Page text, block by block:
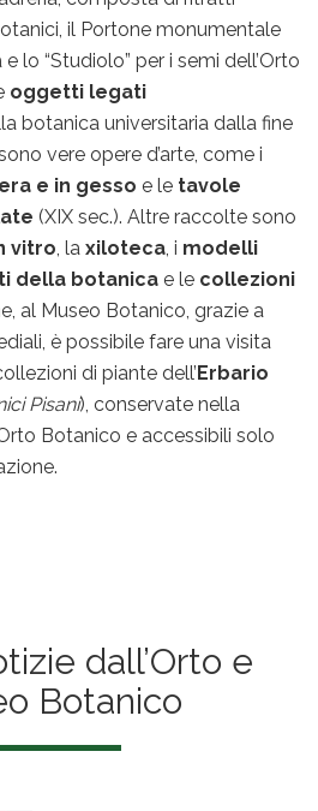
il Portone monumentale
lo “Studiolo” per i semi dell’Orto
oggetti legati
botanica universitaria dalla fine
vere opere d’arte, come i
e in gesso e le tavole
(XIX sec.). Altre raccolte sono
vitro, la xiloteca, i modelli
della botanica e le collezioni
al Museo Botanico, grazie a
è possibile fare una visita
di piante dell’Erbario
Pisani), conservate nella
Botanico e accessibili solo
dall’Orto e
Botanico